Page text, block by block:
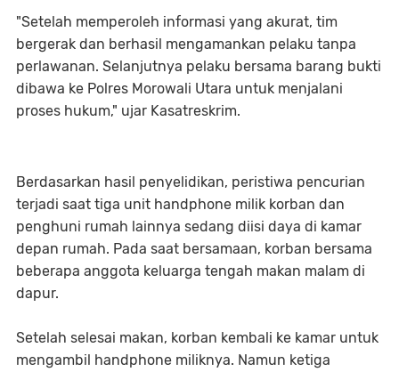
"Setelah memperoleh informasi yang akurat, tim
bergerak dan berhasil mengamankan pelaku tanpa
perlawanan. Selanjutnya pelaku bersama barang bukti
dibawa ke Polres Morowali Utara untuk menjalani
proses hukum," ujar Kasatreskrim.
Berdasarkan hasil penyelidikan, peristiwa pencurian
terjadi saat tiga unit handphone milik korban dan
penghuni rumah lainnya sedang diisi daya di kamar
depan rumah. Pada saat bersamaan, korban bersama
beberapa anggota keluarga tengah makan malam di
dapur.
Setelah selesai makan, korban kembali ke kamar untuk
mengambil handphone miliknya. Namun ketiga